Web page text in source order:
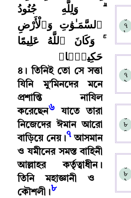
ۗ وَلِلَّهِ جُنُودُ
ٱلسَّمَـٰوَٰتِ وَٱلْأَرْضِ
ۚ وَكَانَ ٱللَّهُ عَلِيمًا
حَكِيمًۭا﴾
৪। তিনিই তো সে সত্তা
যিনি মু’মিনদের মনে
প্রশান্তি নাযিল
করেছেন৬
যাতে তারা
নিজেদের ঈমান আরো
বাড়িয়ে নেয়।৭ আসমান
ও যমীনের সমস্ত বাহিনী
আল্লাহর কর্তৃত্বাধীন।
তিনি মহাজ্ঞানী ও
কৌশলী ।৮
০
৭
৮
০
৭
৯
০
৮
০
০
৮
১